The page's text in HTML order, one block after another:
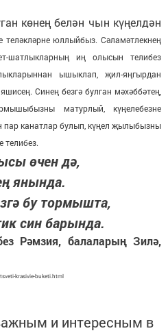
көнең белән чын күңелдән
теләкләрне юллыйбыз. Сәламәтлекнең
шатлыкларның иң олысын телибез
ышыклап, җил-яңгырдан
яшисең. Синең безгә булган мәхәббәтең,
матурлый, күңелебезне
пар канатлар булып, күңел җылыбызны
телибез.
өчен дә,
янында.
бу тормышта,
син барында.
Рәмзия, балаларың Зилә,
krasivie-buketi.html
и интересным в